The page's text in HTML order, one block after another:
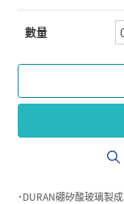
數量
˙DURAN硼矽酸玻璃製成